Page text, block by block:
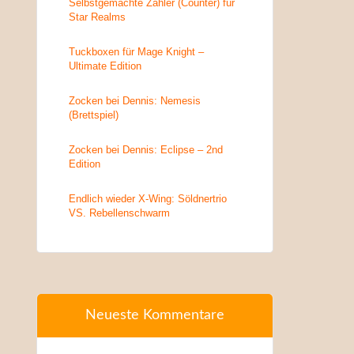
Selbstgemachte Zähler (Counter) für
Star Realms
Tuckboxen für Mage Knight –
Ultimate Edition
Zocken bei Dennis: Nemesis
(Brettspiel)
Zocken bei Dennis: Eclipse – 2nd
Edition
Endlich wieder X-Wing: Söldnertrio
VS. Rebellenschwarm
Neueste Kommentare